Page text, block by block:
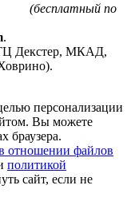
(бесплатный по
.
Декстер, МКАД,
.
персонализации
Вы можете
браузера.
отношении файлов
политикой
сайт, если не